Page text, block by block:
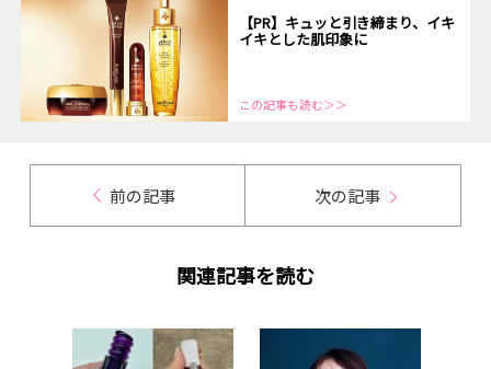
【PR】キュッと引き締まり、イキ
イキとした肌印象に
この記事も読む＞＞
前の記事 次の記事
関連記事を読む